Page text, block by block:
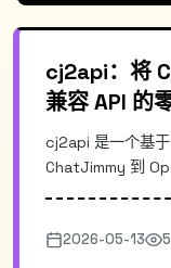
cj2api：将
兼容 API 的
cj2api 是一个基
ChatJimmy 到
上。对于想要在
于缺乏标准 API
2026-05-13